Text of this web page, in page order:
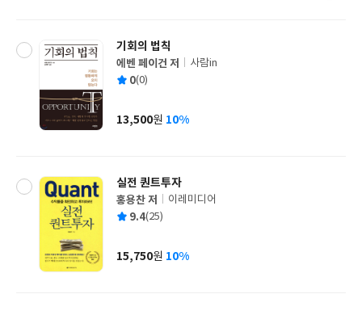
기회의 법칙
글
쓴
에벤 페이건 저
출
사
사람in
평 0(0)
가
13,500원 10%
실전 퀀트투자
글
쓴
홍용찬 저
출
사
이레미디어
평 9.4(25)
가
15,750원 10%